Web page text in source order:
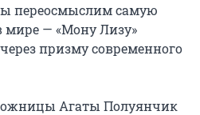
переосмыслим самую
мире — «Мону Лизу»
призму современного
Агаты Полуянчик